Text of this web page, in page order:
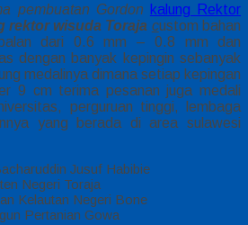
pembuatan Gordon kalung Rektor
rektor wisuda Toraja custom bahan
dari 0.6 mm – 0.8 mm dan
dengan banyak kepingin sebanyak
medalinya dimana setiap kepingan
9 cm terima pesanan juga medali
perguruan tinggi, lembaga
yang berada di area sulawesi
Jusuf Habibie
Negeri Toraja
Kelautan Negeri Bone
Pertanian Gowa